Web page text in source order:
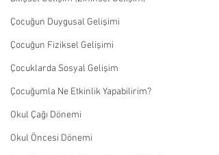
Çocuğun Duygusal Gelişimi
Çocuğun Fiziksel Gelişimi
Çocuklarda Sosyal Gelişim
Çocuğumla Ne Etkinlik Yapabilirim?
Okul Çağı Dönemi
Okul Öncesi Dönemi